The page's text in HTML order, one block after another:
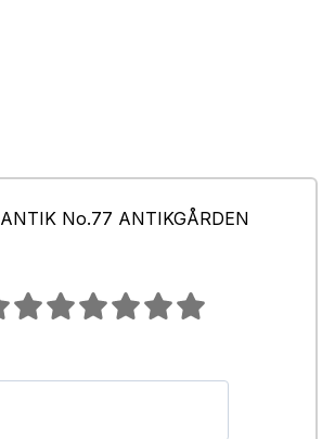
ANTIK No.77 ANTIKGÅRDEN